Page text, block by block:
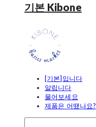
기본 Kibone
[기본]입니다
알립니다
물어보세요
제품은 어땠나요?